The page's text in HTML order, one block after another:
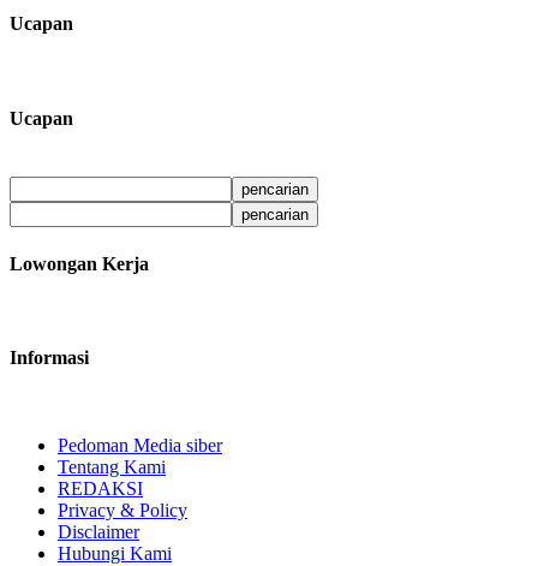
Ucapan
Ucapan
Lowongan Kerja
Informasi
Pedoman Media siber
Tentang Kami
REDAKSI
Privacy & Policy
Disclaimer
Hubungi Kami